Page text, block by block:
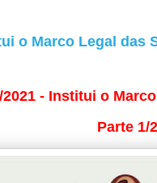
o Marco Legal das
2021 - Institui o
Parte 1/2